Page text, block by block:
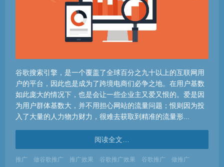
谷歌搜索引擎，是一个覆盖了全球百分之九十以上的互联网用
户的平台，因此也是成为了跨境电商们必争之地。在用户基数
如此庞大的情况下，也是会让一些企业主又爱又恨的。爱是因
为用户群体基数大，并不用担心网站的流量问题；恨则因为投
入了大量的人力物力财力，很难去获取到精准的流量形...
阅读全文…
推广 做谷歌推广 推广效果 谷歌推广效果 谷歌推广 做推广